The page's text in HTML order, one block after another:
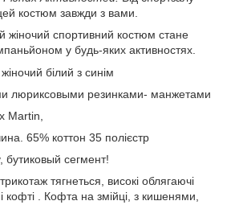
костюм завжди з вами.
жіночий спортивний костюм стане
у будь-яких активностях.
білий з синім
люриксовыми резинками- манжетами
Martin,
65% коттон 35 полієстр
бутиковый сегмент!
тягнеться, високі облягаючі
кофті . Кофта на змійці, з кишенями,